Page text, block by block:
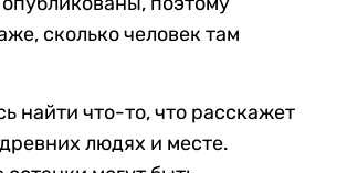
сколько человек там
найти что-то, что расскажет
людях и месте.